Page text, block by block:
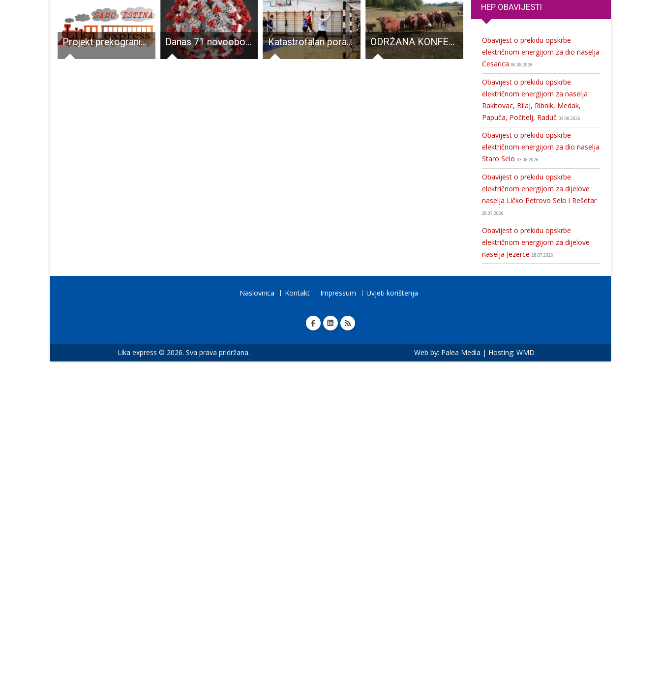
Projekt prekogranične suradnje EXCOVER – Osmišljeni turistički paketi za grad Gospić Danas 71 novooboljela osoba od COVID-19, najviše 32 u Gospiću Katastrofalan poraz rukometaša Gospića!!! ODRŽANA KONFERENCIJA „HRVATSKI BRANITELJI NA SVOJOJ ZEMLJI – POLJOPRIVREDA NA KRŠKIM PODRUČJIMA, PRILIKE I IZAZOVI“ BRAVO: Perušićanka Mirna Dasović bila je kandidatkinja za najbolju sportašicu Zadarske županije!!!
HEP OBAVIJESTI
Obavijest o prekidu opskrbe
električnom energijom za dio naselja
Cesarica 06.08.2026
Obavijest o prekidu opskrbe
električnom energijom za naselja
Rakitovac, Bilaj, Ribnik, Medak,
Papuča, Počitelj, Raduč 03.08.2026
Obavijest o prekidu opskrbe
električnom energijom za dio naselja
Staro Selo 03.08.2026
Obavijest o prekidu opskrbe
električnom energijom za dijelove
naselja Ličko Petrovo Selo i Rešetar
28.07.2026
Obavijest o prekidu opskrbe
električnom energijom za dijelove
naselja Jezerce 28.07.2026
Naslovnica Kontakt Impressum Uvjeti korištenja
Lika express © 2026. Sva prava pridržana. Web by: Palea Media | Hosting: WMD